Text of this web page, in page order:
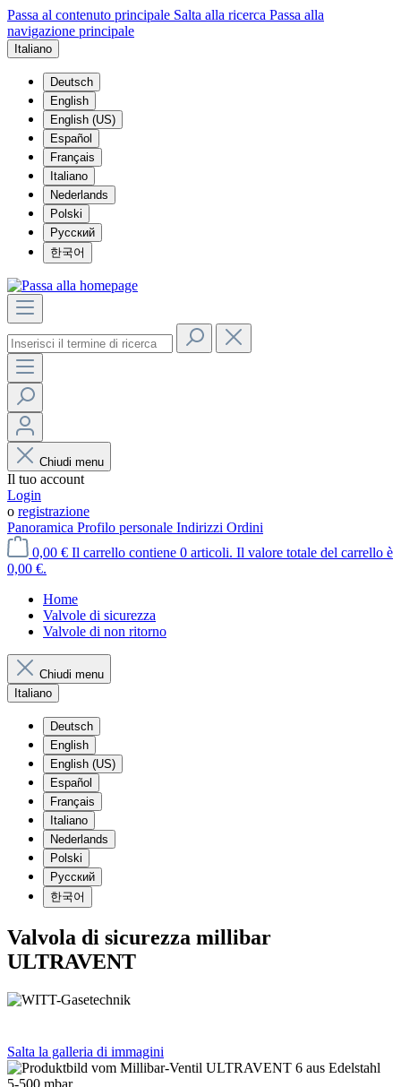
Passa al contenuto principale Salta alla ricerca Passa alla
navigazione principale
Italiano
Deutsch
English
English (US)
Español
Français
Italiano
Nederlands
Polski
Русский
한국어
Chiudi menu
Il tuo account
Login
o registrazione
Panoramica Profilo personale Indirizzi Ordini
0,00 € Il carrello contiene 0 articoli. Il valore totale del carrello è
0,00 €.
Home
Valvole di sicurezza
Valvole di non ritorno
Chiudi menu
Italiano
Deutsch
English
English (US)
Español
Français
Italiano
Nederlands
Polski
Русский
한국어
Valvola di sicurezza millibar
ULTRAVENT
Salta la galleria di immagini